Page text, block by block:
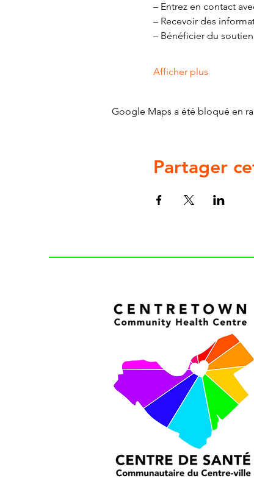
– Entrez en contact
– Recevoir des
– Bénéficier du
Afficher plus
Google Maps a été bloqué en
Partager